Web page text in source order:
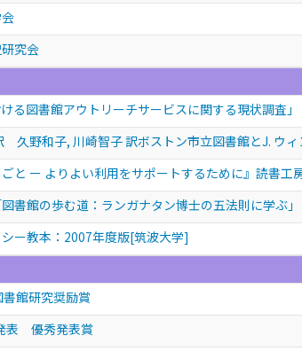
究会
ける図書館アウトリーチサービスに関する現状調査
久野和子, 川崎智子 訳ボストン市立図書館とJ. ウ
と ー よりよい利用をサポートするために』読書工
書館の歩む道：ランガナタン博士の五法則に学ぶ
ー教本：2007年度版[筑波大学]
館研究奨励賞
表 優秀発表賞